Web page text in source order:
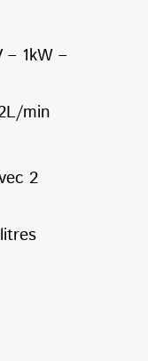
– 1kW –
min
2